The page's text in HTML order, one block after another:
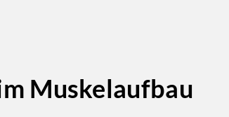
Muskelaufbau